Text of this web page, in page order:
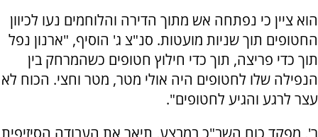
הוא ציין כי נפתחה אש מתוך הדירה והלוחמים נעו לכיוון
החטופים תוך שניות מועטות. סנ"צ ג' הוסיף, "ארנון נפל
תוך כדי פריצה, תוך כדי חילוץ חטופים כשהמרחק בין
הנפילה שלו לחטופים היה אולי מטר, מטר וחצי. הכוח לא
עצר לרגע והגיע לחטופים".